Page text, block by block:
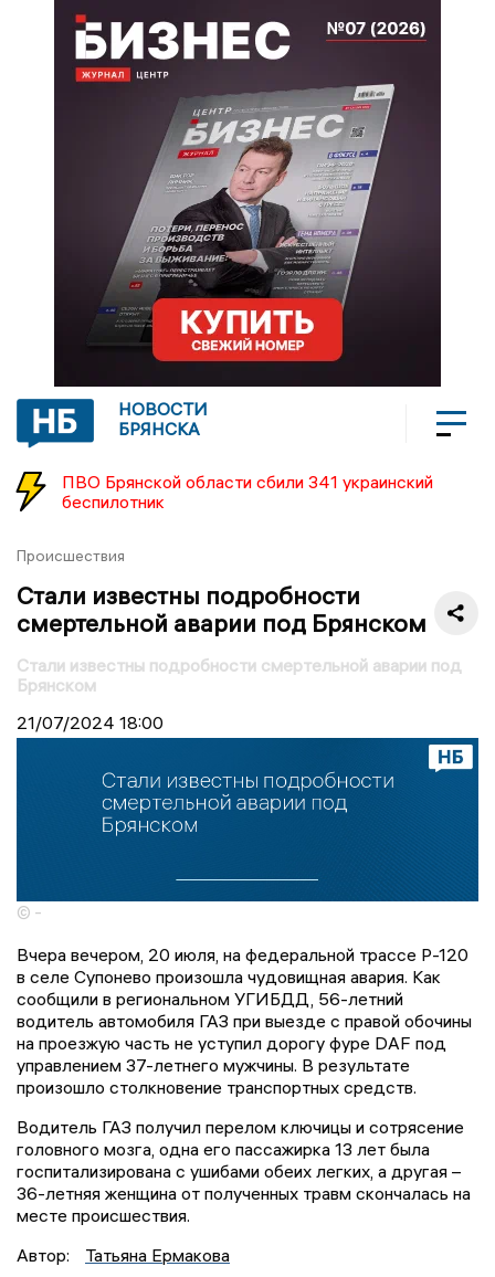
НОВОСТИ
БРЯНСКА
ПВО Брянской области сбили 341 украинский
беспилотник
Происшествия
Стали известны подробности
смертельной аварии под Брянском
Стали известны подробности смертельной аварии под
Брянском
21/07/2024 18:00
© -
Вчера вечером, 20 июля, на федеральной трассе Р-120
в селе Супонево произошла чудовищная авария. Как
сообщили в региональном УГИБДД, 56-летний
водитель автомобиля ГАЗ при выезде с правой обочины
на проезжую часть не уступил дорогу фуре DAF под
управлением 37-летнего мужчины. В результате
произошло столкновение транспортных средств.
Водитель ГАЗ получил перелом ключицы и сотрясение
головного мозга, одна его пассажирка 13 лет была
госпитализирована с ушибами обеих легких, а другая –
36-летняя женщина от полученных травм скончалась на
месте происшествия.
Автор:
Татьяна Ермакова